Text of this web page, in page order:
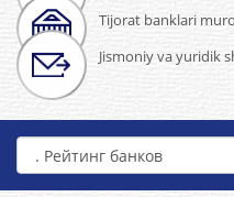
Tijorat banklari
Jismoniy va yuridik